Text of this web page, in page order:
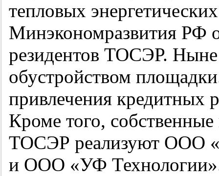
тепловых
Минэкономразвития РФ
резидентов ТОСЭР. Ныне
обустройством
привлечения кредитных
Кроме того,
ТОСЭР реализуют ООО
и ООО «УФ